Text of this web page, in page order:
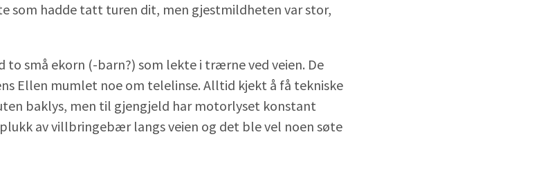
som hadde tatt turen dit, men gjestmildheten var stor,
to små ekorn (-barn?) som lekte i trærne ved veien. De
Ellen mumlet noe om telelinse. Alltid kjekt å få tekniske
baklys, men til gjengjeld har motorlyset konstant
av villbringebær langs veien og det ble vel noen søte